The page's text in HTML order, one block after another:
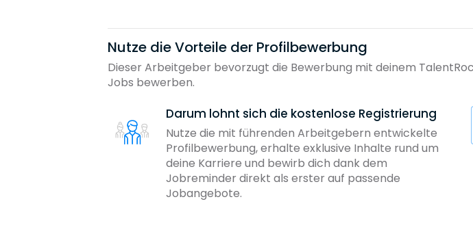
Nutze die Vorteile der Profilbewerbung
Dieser Arbeitgeber bevorzugt die Bewerbung mit deinem
Jobs bewerben.
Darum lohnt sich die kostenlose Registrierung
Nutze die mit führenden Arbeitgebern entwickelte
Profilbewerbung, erhalte exklusive Inhalte rund um
deine Karriere und bewirb dich dank dem
Jobreminder direkt als erster auf passende
Jobangebote.